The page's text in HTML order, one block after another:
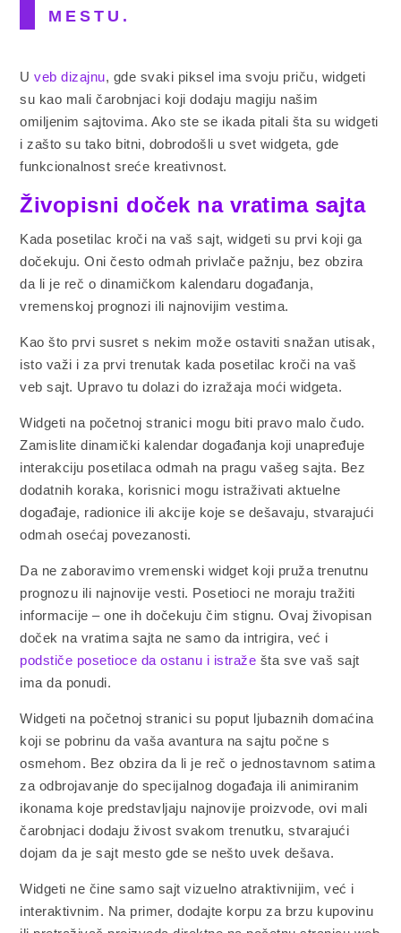
MESTU.
Uveb dizajnu, gde svaki piksel ima svoju priču, widgeti
su kao mali čarobnjaci koji dodaju magiju našim
omiljenim sajtovima. Ako ste se ikada pitali šta su widgeti
i zašto su tako bitni, dobrodošli u svet widgeta, gde
funkcionalnost sreće kreativnost.
Živopisni doček na vratima sajta
Kada posetilac kroči na vaš sajt, widgeti su prvi koji ga
dočekuju. Oni često odmah privlače pažnju, bez obzira
da li je reč o dinamičkom kalendaru događanja,
vremenskoj prognozi ili najnovijim vestima.
Kao što prvi susret s nekim može ostaviti snažan utisak,
isto važi i za prvi trenutak kada posetilac kroči na vaš
veb sajt. Upravo tu dolazi do izražaja moći widgeta.
Widgeti na početnoj stranici mogu biti pravo malo čudo.
Zamislite dinamički kalendar događanja koji unapređuje
interakciju posetilaca odmah na pragu vašeg sajta. Bez
dodatnih koraka, korisnici mogu istraživati aktuelne
događaje, radionice ili akcije koje se dešavaju, stvarajući
odmah osećaj povezanosti.
Da ne zaboravimo vremenski widget koji pruža trenutnu
prognozu ili najnovije vesti. Posetioci ne moraju tražiti
informacije – one ih dočekuju čim stignu. Ovaj živopisan
doček na vratima sajta ne samo da intrigira, već i
podstiče posetioce da ostanu i istraže šta sve vaš sajt
ima da ponudi.
Widgeti na početnoj stranici su poput ljubaznih domaćina
koji se pobrinu da vaša avantura na sajtu počne s
osmehom. Bez obzira da li je reč o jednostavnom satima
za odbrojavanje do specijalnog događaja ili animiranim
ikonama koje predstavljaju najnovije proizvode, ovi mali
čarobnjaci dodaju živost svakom trenutku, stvarajući
dojam da je sajt mesto gde se nešto uvek dešava.
Widgeti ne čine samo sajt vizuelno atraktivnijim, već i
interaktivnim. Na primer, dodajte korpu za brzu kupovinu